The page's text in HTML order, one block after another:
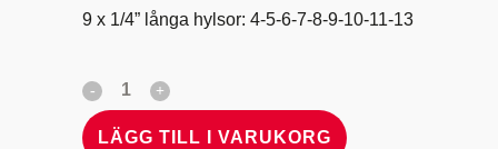
9 x 1/4” långa hylsor: 4-5-6-7-8-9-10-11-13
LÄGG TILL I VARUKORG